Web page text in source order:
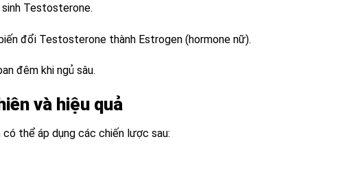
Testosterone.
đổi Testosterone thành Estrogen (hormone nữ).
đêm khi ngủ sâu.
và hiệu quả
thể áp dụng các chiến lược sau: